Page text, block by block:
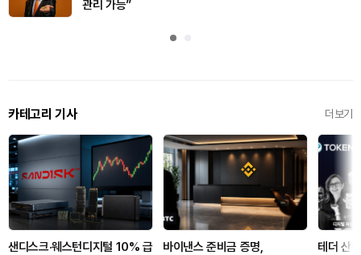
관리 가능”
카테고리 기사 더보기
샌디스크·웨스턴디지털 10% 급
바이낸스 준비금 증명,
테더 산